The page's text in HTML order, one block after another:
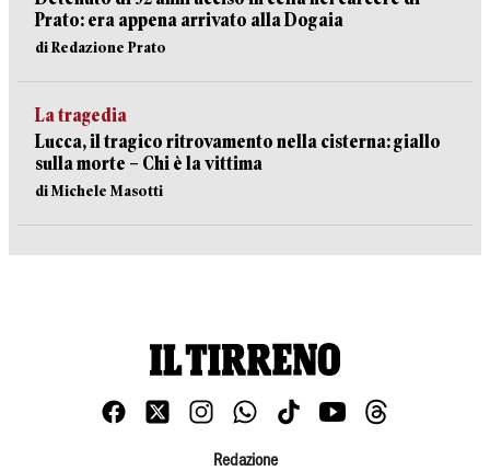
Prato: era appena arrivato alla Dogaia
di Redazione Prato
La tragedia
Lucca, il tragico ritrovamento nella cisterna: giallo
sulla morte – Chi è la vittima
di Michele Masotti
Redazione